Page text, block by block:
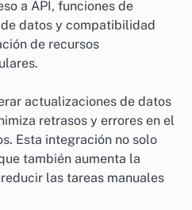
a API, funciones de
datos y compatibilidad
de recursos
actualizaciones de datos
retrasos y errores en el
Esta integración no solo
también aumenta la
las tareas manuales